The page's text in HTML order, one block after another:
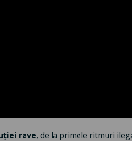
rave, de la primele ritmuri